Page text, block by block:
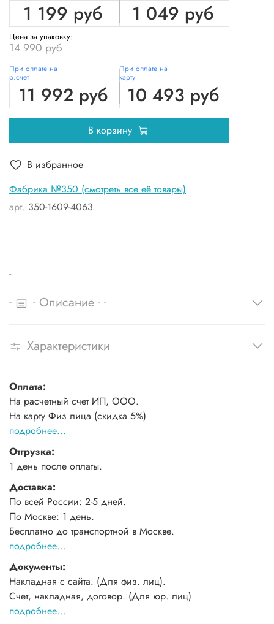
Фабрика №350 (смотреть все её товары)
арт. 350-1609-4063
1 199 руб 1 049 руб
Цена за упаковку:
14 990 руб
При оплате на
р.счет
11 992 руб
При оплате на
карту
10 493 руб
В корзину
В избранное
-
- - Описание - -
Характеристики
Оплата:
На расчетный счет ИП, ООО.
На карту Физ лица (скидка 5%)
подробнее...
Отгрузка:
1 день после оплаты.
Доставка:
По всей России: 2-5 дней.
По Москве: 1 день.
Бесплатно до транспортной в Москве.
подробнее...
Документы:
Накладная с сайта. (Для физ. лиц).
Счет, накладная, договор. (Для юр. лиц)
подробнее...